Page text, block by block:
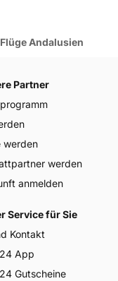
Flüge Andalusien
Partner
werden
werden
anmelden
Service für Sie
Kontakt
App
Gutscheine